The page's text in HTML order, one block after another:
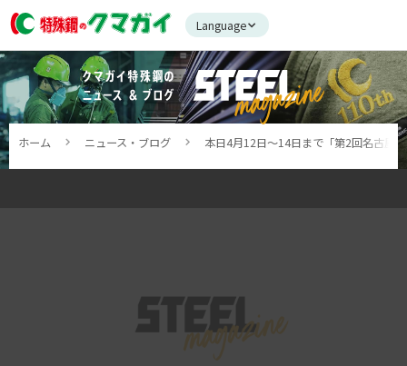
Language
ホーム ニュース・ブログ 本日4月12日～14日まで「第2回名古屋